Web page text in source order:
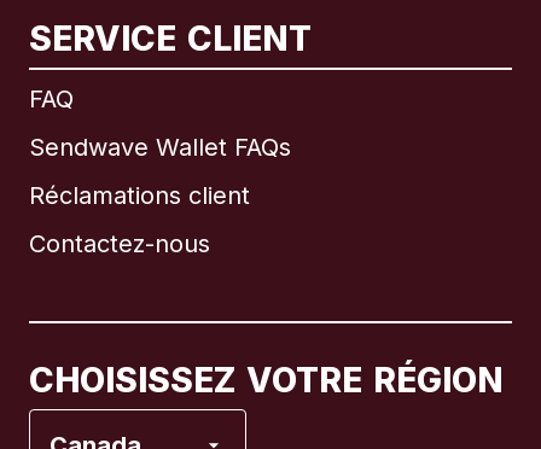
SERVICE CLIENT
FAQ
Sendwave Wallet FAQs
Réclamations client
Contactez-nous
CHOISISSEZ VOTRE RÉGION
International English
Brésil